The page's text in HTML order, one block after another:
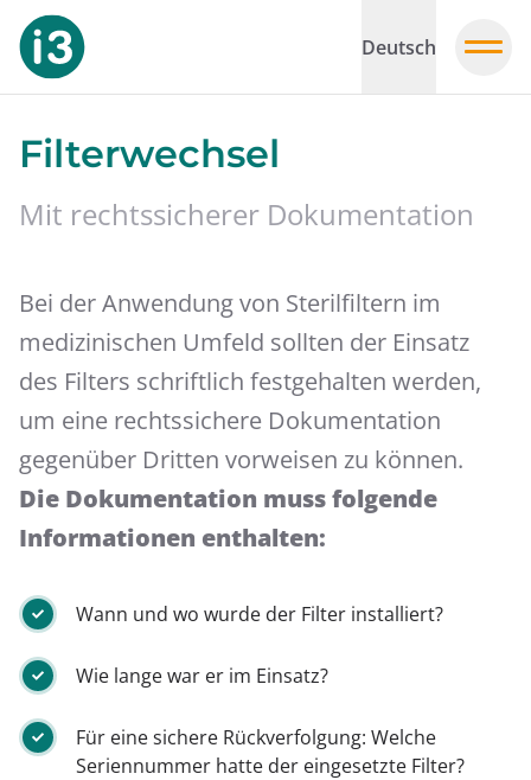
Deutsch
Filterwechsel
Mit rechtssicherer Dokumentation
Bei der Anwendung von Sterilfiltern im
medizinischen Umfeld sollten der Einsatz
des Filters schriftlich festgehalten werden,
um eine rechtssichere Dokumentation
gegenüber Dritten vorweisen zu können.
Die Dokumentation muss folgende
Informationen enthalten:
Wann und wo wurde der Filter installiert?
Wie lange war er im Einsatz?
Für eine sichere Rückverfolgung: Welche
Seriennummer hatte der eingesetzte Filter?